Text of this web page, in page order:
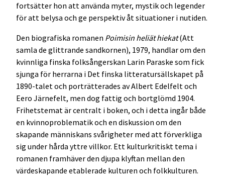
fortsätter hon att använda myter, mystik och legender
för att belysa och ge perspektiv åt situationer i nutiden.
Den biografiska romanen Poimisin heliät hiekat(Att
samla de glittrande sandkornen), 1979, handlar om den
kvinnliga finska folksångerskan Larin Paraske som fick
sjunga för herrarna i Det finska litteratursällskapet på
1890-talet och porträtterades av Albert Edelfelt och
Eero Järnefelt, men dog fattig och bortglömd 1904.
Frihetstemat är centralt i boken, och i detta ingår både
en kvinnoproblematik och en diskussion om den
skapande människans svårigheter med att förverkliga
sig under hårda yttre villkor. Ett kulturkritiskt tema i
romanen framhäver den djupa klyftan mellan den
värdeskapande etablerade kulturen och folkkulturen.